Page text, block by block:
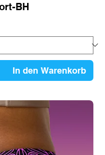
BH
In den Warenkorb